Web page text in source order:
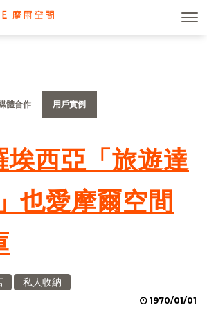
體合作 用戶實例
埃西亞「旅遊達
也愛摩爾空間
私人收納
1970/01/01